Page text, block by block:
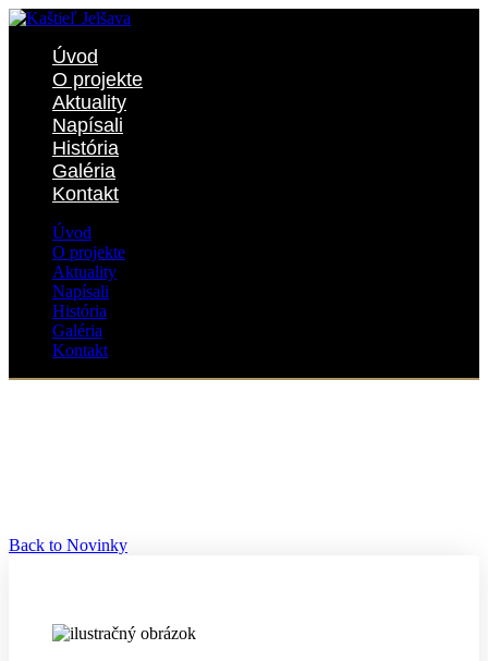
Úvod
O projekte
Aktuality
Napísali
História
Galéria
Kontakt
Úvod
O projekte
Aktuality
Napísali
História
Galéria
Kontakt
Back to Novinky